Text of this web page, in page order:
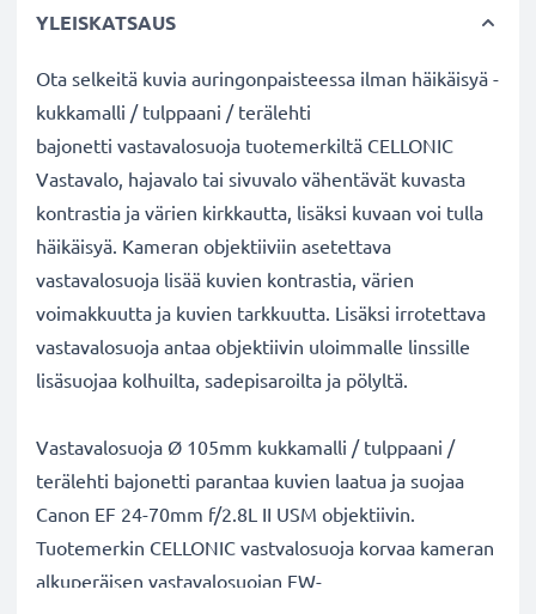
YLEISKATSAUS
Ota selkeitä kuvia auringonpaisteessa ilman häikäisyä -
kukkamalli / tulppaani / terälehti
bajonetti vastavalosuoja tuotemerkiltä CELLONIC
Vastavalo, hajavalo tai sivuvalo vähentävät kuvasta
kontrastia ja värien kirkkautta, lisäksi kuvaan voi tulla
häikäisyä. Kameran objektiiviin asetettava
vastavalosuoja lisää kuvien kontrastia, värien
voimakkuutta ja kuvien tarkkuutta. Lisäksi irrotettava
vastavalosuoja antaa objektiivin uloimmalle linssille
lisäsuojaa kolhuilta, sadepisaroilta ja pölyltä.
Vastavalosuoja Ø 105mm kukkamalli / tulppaani /
terälehti bajonetti parantaa kuvien laatua ja suojaa
Canon EF 24-70mm f/2.8L II USM objektiivin.
Tuotemerkin CELLONIC vastvalosuoja korvaa kameran
alkuperäisen vastavalosuojan EW-